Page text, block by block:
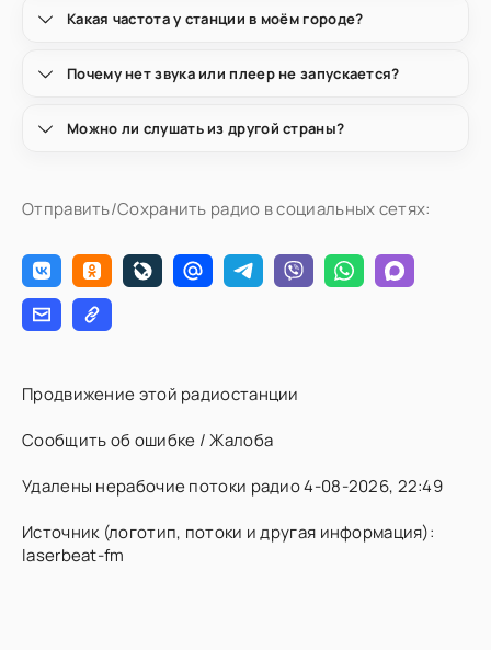
Какая частота у станции в моём городе?
Почему нет звука или плеер не запускается?
Можно ли слушать из другой страны?
Отправить/Сохранить радио в социальных сетях:
Продвижение этой радиостанции
Сообщить об ошибке / Жалоба
Удалены нерабочие потоки радио 4-08-2026, 22:49
Источник (логотип, потоки и другая информация):
laserbeat-fm